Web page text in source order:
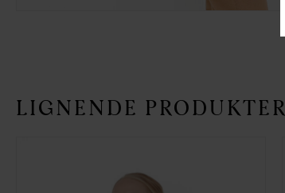
LIGNENDE PRODUKTER